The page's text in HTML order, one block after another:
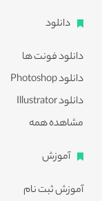
دانلود
دانلود فونت ها
دانلود Photoshop
دانلود Illustrator
مشاهده همه
آموزش
آموزش ثبت نام